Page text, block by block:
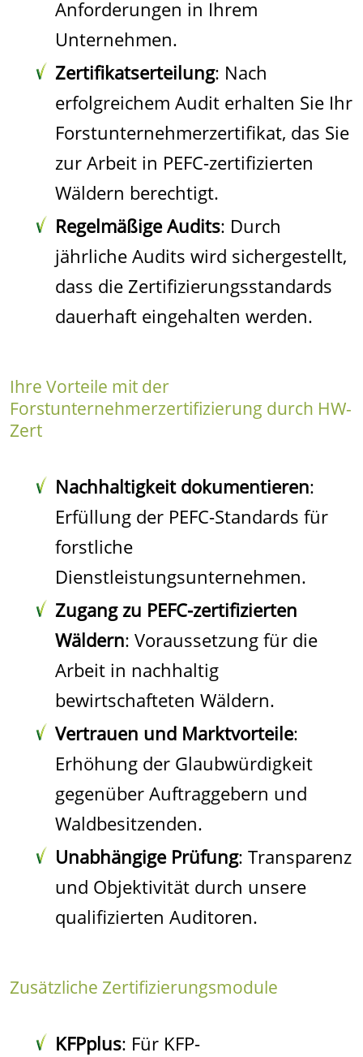
Anforderungen in Ihrem
Unternehmen.
Zertifikatserteilung: Nach
erfolgreichem Audit erhalten Sie Ihr
Forstunternehmerzertifikat, das Sie
zur Arbeit in PEFC-zertifizierten
Wäldern berechtigt.
Regelmäßige Audits: Durch
jährliche Audits wird sichergestellt,
dass die Zertifizierungsstandards
dauerhaft eingehalten werden.
Ihre Vorteile mit der
Forstunternehmerzertifizierung durch HW-
Zert
Nachhaltigkeit dokumentieren:
Erfüllung der PEFC-Standards für
forstliche
Dienstleistungsunternehmen.
Zugang zu PEFC-zertifizierten
Wäldern: Voraussetzung für die
Arbeit in nachhaltig
bewirtschafteten Wäldern.
Vertrauen und Marktvorteile:
Erhöhung der Glaubwürdigkeit
gegenüber Auftraggebern und
Waldbesitzenden.
Unabhängige Prüfung: Transparenz
und Objektivität durch unsere
qualifizierten Auditoren.
Zusätzliche Zertifizierungsmodule
KFPplus: Für KFP-